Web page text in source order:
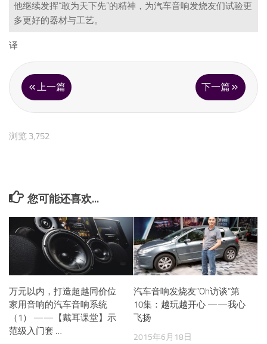
他继续发挥“敢为天下先”的精神，为汽车音响发烧友们试验更
多更好的器材与工艺。
译
上一篇 下一篇
浏览 3,752
您可能还喜欢...
万元以内，打造超越同价位
家用音响的汽车音响系统
（1） ——【戴耳课堂】示
范级入门套 …
汽车音响发烧友“Oh访谈”第
10集：越玩越开心 ——我心
飞扬
2015年6月18日